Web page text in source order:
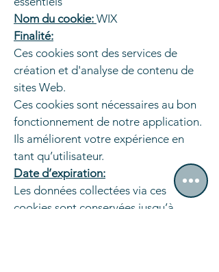
Nom du cookie: WIX
Finalité:
Ces cookies sont des services de
création et d'analyse de contenu de
sites Web.
Ces cookies sont nécessaires au bon
fonctionnement de notre application.
Ils améliorent votre expérience en
tant qu’utilisateur.
Date d’expiration:
Les données collectées via ces
cookies sont conservées jusqu’à